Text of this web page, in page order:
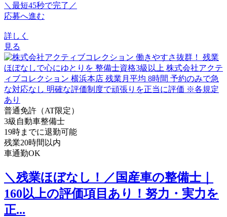
＼最短45秒で完了／
応募へ進む
詳しく
見る
普通免許（AT限定）
3級自動車整備士
19時までに退勤可能
残業20時間以内
車通勤OK
＼残業ほぼなし！／国産車の整備士｜
160以上の評価項目あり！努力・実力を
正...